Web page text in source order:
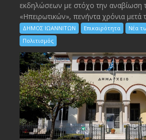
εκδηλώσεων με στόχο την αναβίωση
«Ηπειρωτικών», πενήντα χρόνια μετά
ΔΗΜΟΣ ΙΩΑΝΝΙΤΩΝ Επικαιρότητα
Νέα
Πολιτισμός